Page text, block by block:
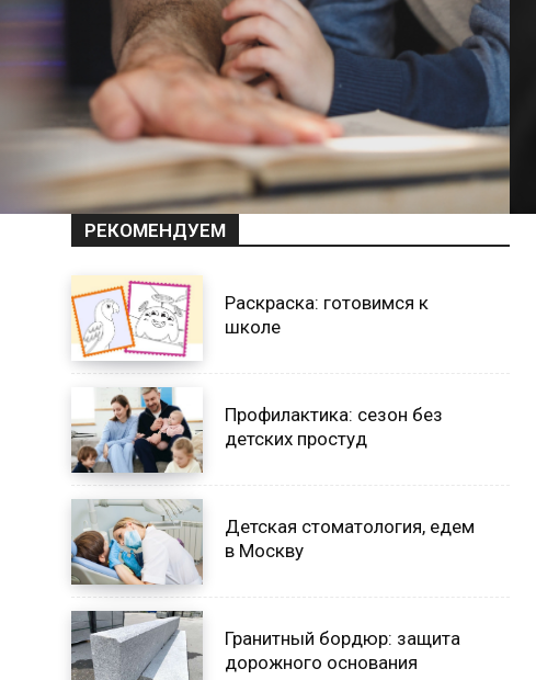
РЕКОМЕНДУЕМ
Раскраска: готовимся к
школе
Профилактика: сезон без
детских простуд
Детская стоматология, едем
в Москву
Гранитный бордюр: защита
дорожного основания